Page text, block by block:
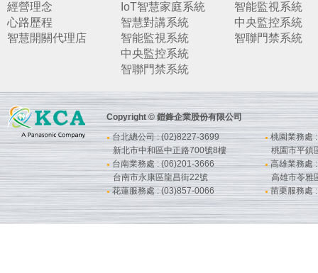
經營理念
心路歷程
智慧開關代理店
IoT智慧家庭系統
智慧對講系統
智能監視系統
中央監控系統
智聯門禁系統
智能監視系統
中央監控系統
智聯門禁系統
Copyright © 鎧鋒企業股份有限公司
●台北總公司 : (02)8227-3699
新北市中和區中正路700號8樓
● 桃園業務處
桃園市平鎮
● 台南業務處 : (06)201-3666
台南市永康區龍昌街22號
●高雄業務處
高雄市苓雅
●花蓮服務處 : (03)857-0066 ● 苗栗服務處